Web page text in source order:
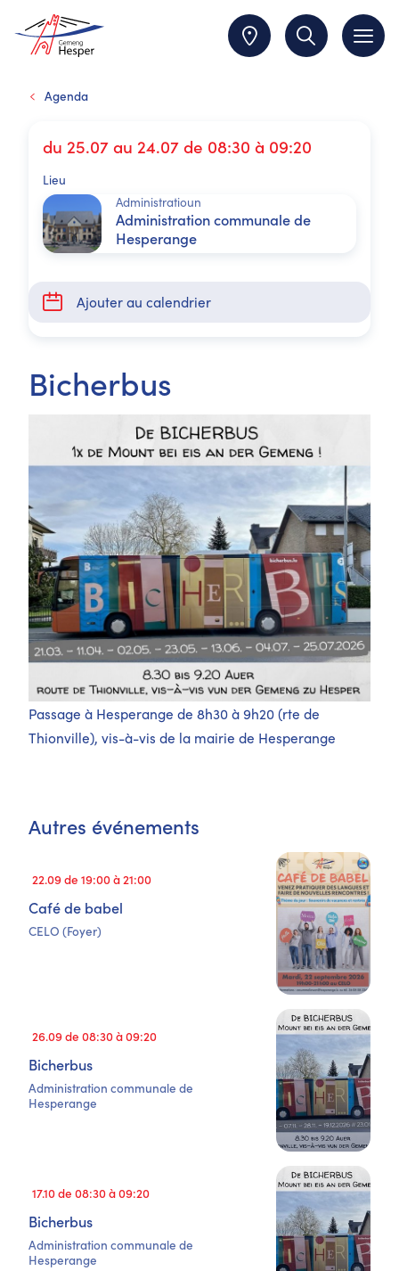
Agenda
du 25.07 au 24.07 de 08:30 à 09:20
Lieu
Administratioun
Administration communale de
Hesperange
Ajouter au calendrier
Bicherbus
Passage à Hesperange de 8h30 à 9h20 (rte de
Thionville), vis-à-vis de la mairie de Hesperange
Autres événements
22.09 de 19:00 à 21:00
Café de babel
CELO (Foyer)
26.09 de 08:30 à 09:20
Bicherbus
Administration communale de
Hesperange
17.10 de 08:30 à 09:20
Bicherbus
Administration communale de
Hesperange